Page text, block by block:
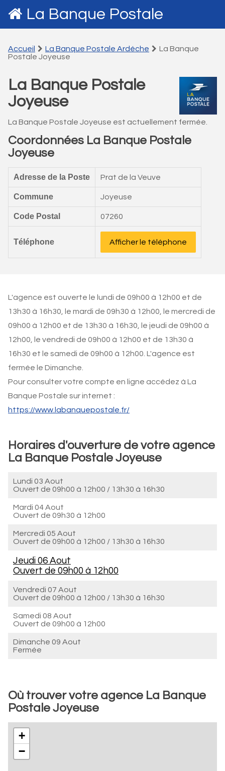
La Banque Postale
Accueil La Banque Postale Ardéche
La Banque
Postale Joyeuse
La Banque Postale
Joyeuse
La Banque Postale Joyeuse est actuellement fermée.
Coordonnées La Banque Postale
Joyeuse
Adresse de la Poste Prat de la Veuve
Commune Joyeuse
Code Postal 07260
Téléphone Afficher le téléphone
L'agence est ouverte le lundi de 09h00 à 12h00 et de
13h30 à 16h30, le mardi de 09h30 à 12h00, le mercredi de
09h00 à 12h00 et de 13h30 à 16h30, le jeudi de 09h00 à
12h00, le vendredi de 09h00 à 12h00 et de 13h30 à
16h30 et le samedi de 09h00 à 12h00. L'agence est
fermée le Dimanche.
Pour consulter votre compte en ligne accédez à La
Banque Postale sur internet :
https://www.labanquepostale.fr/
Horaires d'ouverture de votre agence
La Banque Postale Joyeuse
Lundi 03 Aout
Ouvert de 09h00 à 12h00 / 13h30 à 16h30
Mardi 04 Aout
Ouvert de 09h30 à 12h00
Mercredi 05 Aout
Ouvert de 09h00 à 12h00 / 13h30 à 16h30
Jeudi 06 Aout
Ouvert de 09h00 à 12h00
Vendredi 07 Aout
Ouvert de 09h00 à 12h00 / 13h30 à 16h30
Samedi 08 Aout
Ouvert de 09h00 à 12h00
Dimanche 09 Aout
Fermée
Où trouver votre agence La Banque
Postale Joyeuse
+
−